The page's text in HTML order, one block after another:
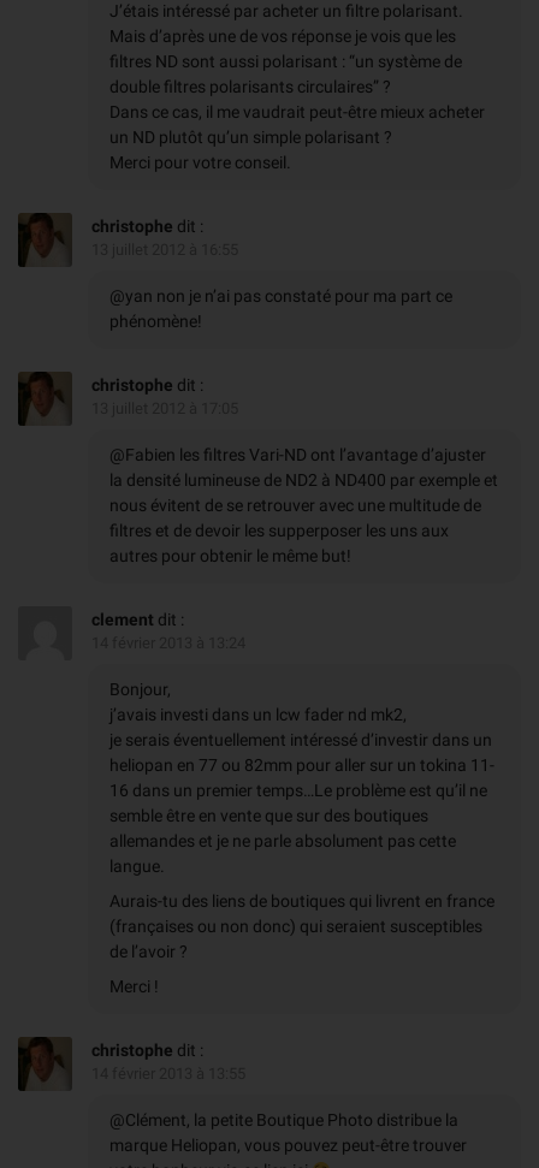
J’étais intéressé par acheter un filtre polarisant.
Mais d’après une de vos réponse je vois que les
filtres ND sont aussi polarisant : “un système de
double filtres polarisants circulaires” ?
Dans ce cas, il me vaudrait peut-être mieux acheter
un ND plutôt qu’un simple polarisant ?
Merci pour votre conseil.
christophe dit :
@yan non je n’ai pas constaté pour ma part ce
phénomène!
christophe dit :
@Fabien les filtres Vari-ND ont l’avantage d’ajuster
la densité lumineuse de ND2 à ND400 par exemple et
nous évitent de se retrouver avec une multitude de
filtres et de devoir les supperposer les uns aux
autres pour obtenir le même but!
clement dit :
Bonjour,
j’avais investi dans un lcw fader nd mk2,
je serais éventuellement intéressé d’investir dans un
heliopan en 77 ou 82mm pour aller sur un tokina 11-
16 dans un premier temps…Le problème est qu’il ne
semble être en vente que sur des boutiques
allemandes et je ne parle absolument pas cette
langue.
Aurais-tu des liens de boutiques qui livrent en france
(françaises ou non donc) qui seraient susceptibles
de l’avoir ?
Merci !
christophe dit :
@Clément, la petite Boutique Photo distribue la
marque Heliopan, vous pouvez peut-être trouver